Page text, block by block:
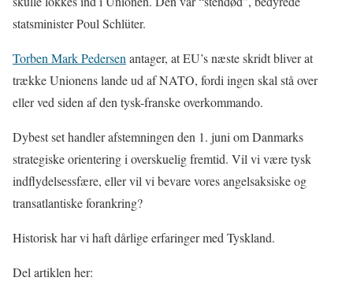
statsminister Poul Schlüter.
Torben Mark Pedersen antager, at EU’s næste skridt bliver at
trække Unionens lande ud af NATO, fordi ingen skal stå over
eller ved siden af den tysk-franske overkommando.
Dybest set handler afstemningen den 1. juni om Danmarks
strategiske orientering i overskuelig fremtid. Vil vi være tysk
indflydelsessfære, eller vil vi bevare vores angelsaksiske og
transatlantiske forankring?
Historisk har vi haft dårlige erfaringer med Tyskland.
Del artiklen her: